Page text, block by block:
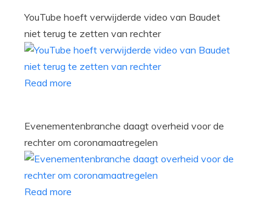
YouTube hoeft verwijderde video van Baudet
niet terug te zetten van rechter
Read more
Evenementenbranche daagt overheid voor de
rechter om coronamaatregelen
Read more